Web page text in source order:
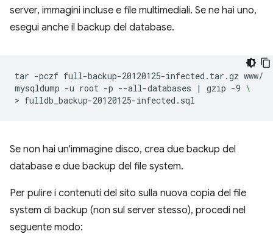
server, immagini incluse e file multimediali. Se ne hai uno,
esegui anche il backup del database.
tar -pczf full-backup-20120125-infected.tar.gz www/
mysqldump -u root -p --all-databases | gzip -9 \
>
Se non hai un'immagine disco, crea due backup del
database e due backup del file system.
Per pulire i contenuti del sito sulla nuova copia del file
system di backup (non sul server stesso), procedi nel
seguente modo: